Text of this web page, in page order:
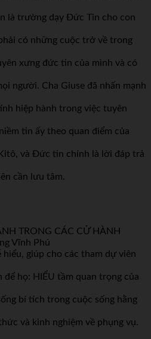
là trường dạy Đức Tin cho con
có những cuộc trở về trong
xưng đức tin của mình và có
người. Cha Giuse đã nhấn mạnh
hiệp hành trong việc tuyên
tin ấy theo quan điểm của
và Đức tin chính là lời đáp trả
cần lưu tâm.
TRONG CÁC CỬ HÀNH
Vĩnh Phú
giúp cho các tham dự viên
để họ: HIỂU tầm quan trọng của
bí tích trong cuộc sống hằng
và kinh nghiệm về phụng vụ.